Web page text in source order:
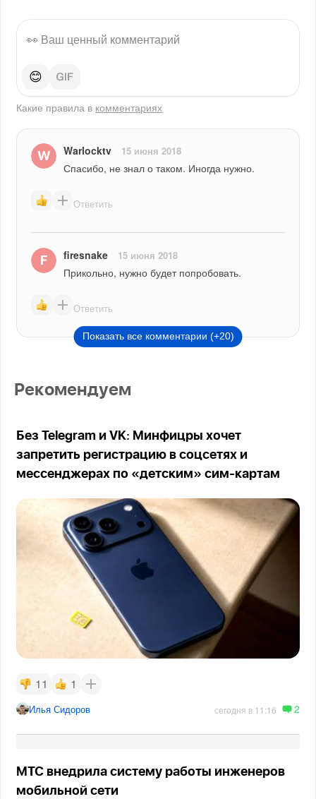
😊
Какие правила в комментариях
Warlocktv 15 июня 2018
Спасибо, не знал о таком. Иногда нужно.
Ответить
firesnake 15 июня 2018
Прикольно, нужно будет попробовать.
Ответить
Показать все комментарии (+20)
Рекомендуем
Без Telegram и VK: Минфицры хочет
запретить регистрацию в соцсетях и
мессенджерах по «детским» сим-картам
11 1
Илья Сидоров сегодня в 11:16 2
МТС внедрила систему работы инженеров
мобильной сети